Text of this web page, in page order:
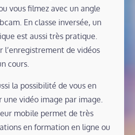
vous filmez avec un angle
En classe inversée, un
est aussi très pratique.
l’enregistrement de vidéos
cours.
la possibilité de vous en
vidéo image par image.
mobile permet de très
en formation en ligne ou